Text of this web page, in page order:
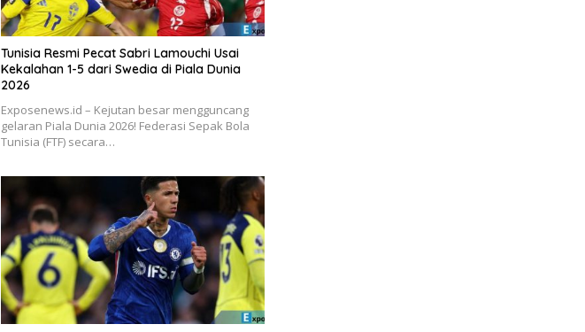
Tunisia Resmi Pecat Sabri Lamouchi Usai
Kekalahan 1-5 dari Swedia di Piala Dunia
2026
Exposenews.id – Kejutan besar mengguncang
gelaran Piala Dunia 2026! Federasi Sepak Bola
Tunisia (FTF) secara…